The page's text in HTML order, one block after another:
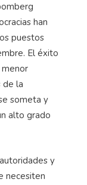
han
puestos
El éxito
de la
someta y
alto grado
y
necesiten